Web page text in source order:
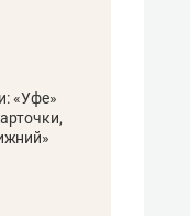
«Уфе»